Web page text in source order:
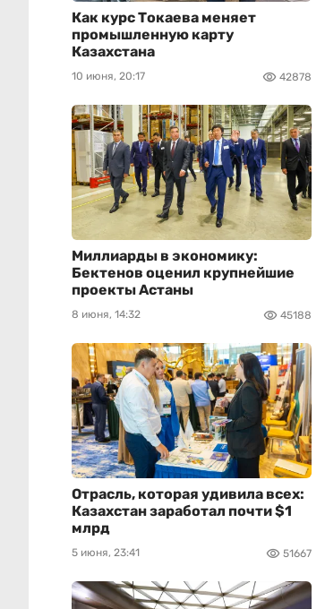
Как курс Токаева меняет
промышленную карту
Казахстана
10 июня, 20:17 42878
Миллиарды в экономику:
Бектенов оценил крупнейшие
проекты Астаны
8 июня, 14:32 45188
Отрасль, которая удивила всех:
Казахстан заработал почти $1
млрд
5 июня, 23:41 51667